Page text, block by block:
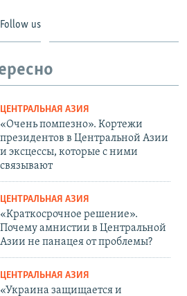
Follow us
ЦЕНТРАЛЬНАЯ АЗИЯ
«Очень помпезно». Кортежи
президентов в Центральной Азии
и эксцессы, которые с ними
связывают
ЦЕНТРАЛЬНАЯ АЗИЯ
«Краткосрочное решение».
Почему амнистии в Центральной
Азии не панацея от проблемы?
ЦЕНТРАЛЬНАЯ АЗИЯ
«Украина защищается и